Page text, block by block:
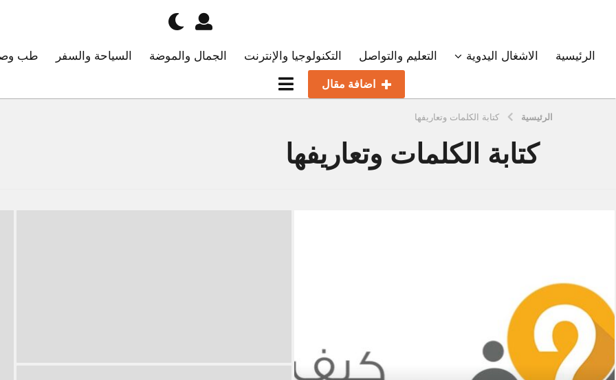
الرئيسية الاشغال اليدوية التعليم والتواصل التكنولوجيا والإنترنت الجمال والموضة السياحة والسفر طب
اضافة مقال
الرئيسية كتابة الكلمات وتعاريفها
كتابة الكلمات وتعاريفها